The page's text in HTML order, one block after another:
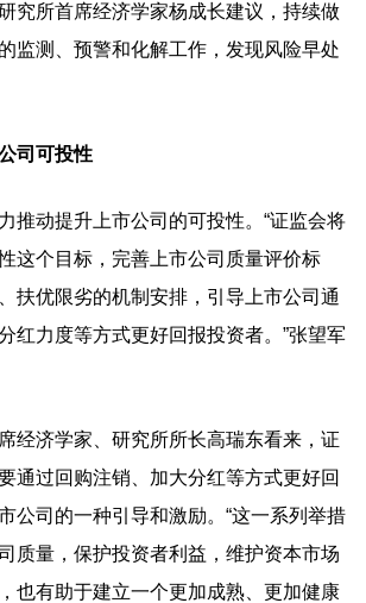
所首席经济学家杨成长建议，持续做
监测、预警和化解工作，发现风险早处
司可投性
动提升上市公司的可投性。“证监会将
这个目标，完善上市公司质量评价标
扶优限劣的机制安排，引导上市公司通
红力度等方式更好回报投资者。”张望军
济学家、研究所所长高瑞东看来，证
通过回购注销、加大分红等方式更好回
公司的一种引导和激励。“这一系列举措
质量，保护投资者利益，维护资本市场
也有助于建立一个更加成熟、更加健康